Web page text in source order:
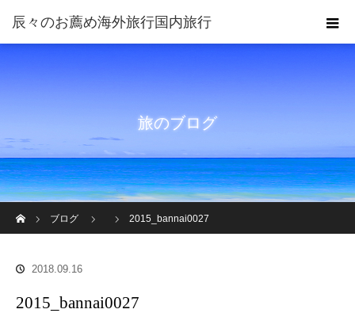
旅のブログ
ブログ
2015_bannai0027
2018.09.16
2015_bannai0027